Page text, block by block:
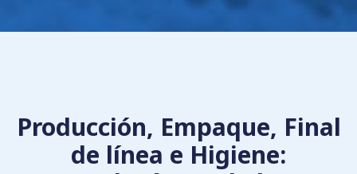
Producción, Empaque, Final
de línea e Higiene: